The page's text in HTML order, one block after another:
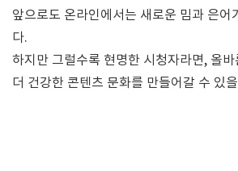
앞으로도 온라인에서는 새로운 밈과 은어
다.
하지만 그럴수록 현명한 시청자라면, 올바
더 건강한 콘텐츠 문화를 만들어갈 수 있